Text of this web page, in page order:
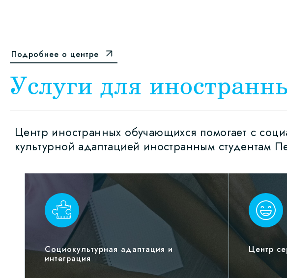
Подробнее о центре
Услуги для
Центр иностранных обучающихся помогает с
культурной адаптацией иностранным студентам
Социокультурная адаптация и
интеграция
Центр